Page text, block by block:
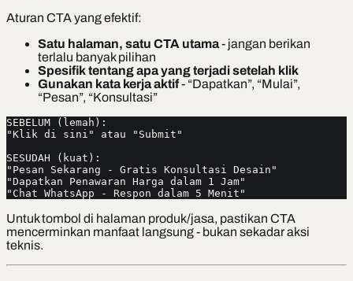
Aturan CTA yang efektif:
Satu halaman, satu CTA utama- jangan berikan
terlalu banyak pilihan
Spesifik tentang apa yang terjadi setelah klik
Gunakan kata kerja aktif- “Dapatkan”, “Mulai”,
“Pesan”, “Konsultasi”
SEBELUM (lemah):
"Klik di sini" atau "Submit"
SESUDAH (kuat):
"Pesan Sekarang - Gratis Konsultasi Desain"
"Dapatkan Penawaran Harga dalam 1 Jam"
"Chat WhatsApp - Respon dalam 5 Menit"
Untuk tombol di halaman produk/jasa, pastikan CTA
mencerminkan manfaat langsung - bukan sekadar aksi
teknis.